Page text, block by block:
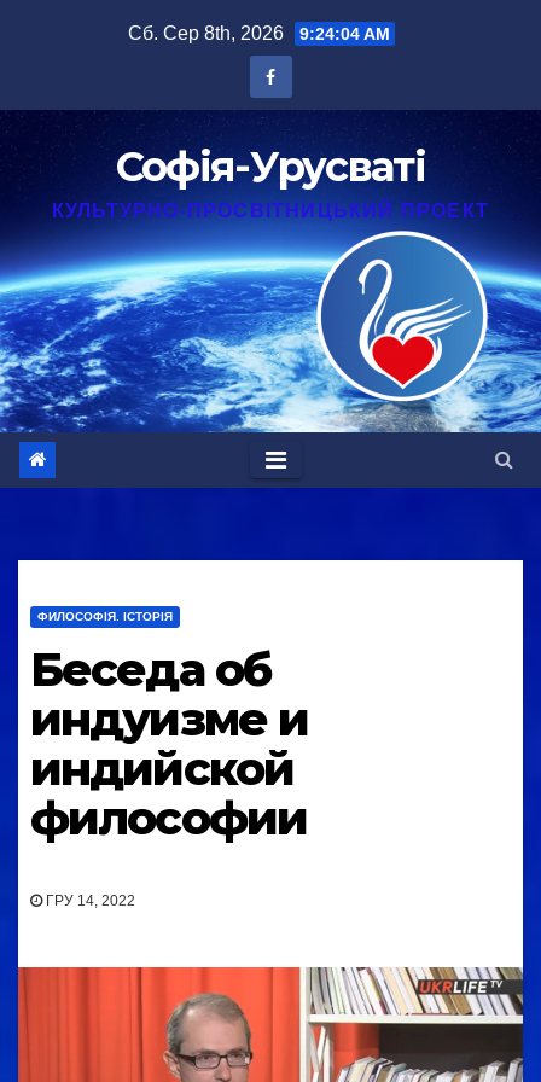
Сб. Сер 8th, 2026 9:24:05 AM
Софія-Урусваті
КУЛЬТУРНО-ПРОСВІТНИЦЬКИЙ ПРОЕКТ
ФИЛОСОФІЯ. ІСТОРІЯ
Беседа об
индуизме и
индийской
философии
ГРУ 14, 2022